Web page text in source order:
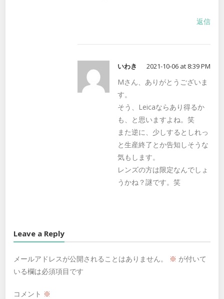
返信
いわき 2021-10-06 at 8:39 PM
Mさん、ありがとうございま
す。
そう、Leicaならあり得るか
も、と思いますよね。笑
また逆に、少しするとしれっ
と生産終了とか告知しそうな
気もします。
レンズの方は限定なんでしょ
うかね？謎です。笑
Leave a Reply
メールアドレスが公開されることはありません。 ※ が付いて
いる欄は必須項目です
コメント ※